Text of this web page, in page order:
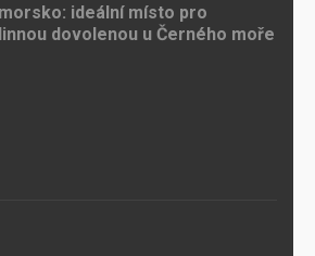
ideální místo pro
dovolenou u Černého moře